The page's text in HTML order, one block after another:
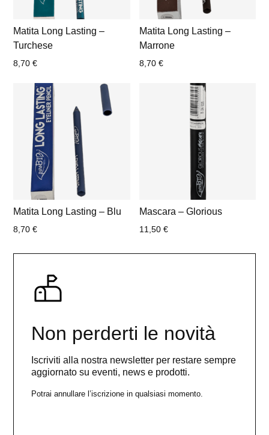
Matita Long Lasting –
Turchese
8,70€
Matita Long Lasting –
Marrone
8,70 €
Matita Long Lasting – Blu
8,70€
Mascara – Glorious
11,50 €
Non perderti le novità
Iscriviti alla nostra newsletter per restare sempre
aggiornato su eventi, news e prodotti.
Potrai annullare l’iscrizione in qualsiasi momento.